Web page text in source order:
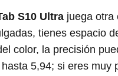
S10 Ultra juega otra
tienes espacio
color, la precisión
5,94; si eres muy